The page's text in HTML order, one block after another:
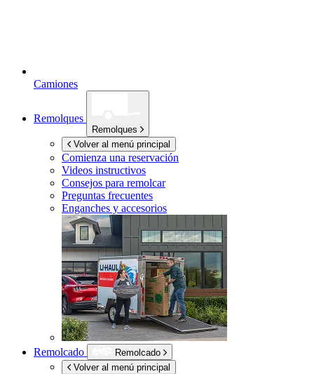
Camiones
Remolques
Remolques
Volver al menú principal
Comienza una reservación
Videos instructivos
Consejos para remolcar
Preguntas frecuentes
Enganches y accesorios
Remolcado
Remolcado
Volver al menú principal